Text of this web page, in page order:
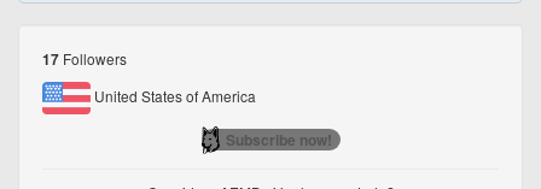
17 Followers
United States of America
Subscribe now!